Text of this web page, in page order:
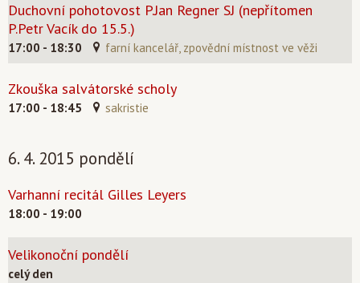
Duchovní pohotovost P.Jan Regner SJ (nepřítomen
P.Petr Vacík do 15.5.)
17:00 - 18:30 farní kancelář, zpovědní místnost ve věži
Zkouška salvátorské scholy
17:00 - 18:45 sakristie
6. 4. 2015 pondělí
Varhanní recitál Gilles Leyers
18:00 - 19:00
Velikonoční pondělí
celý den